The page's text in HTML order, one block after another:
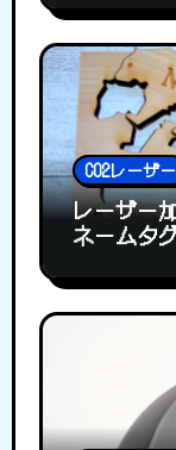
CO2レーザー
レーザー
ネームタ